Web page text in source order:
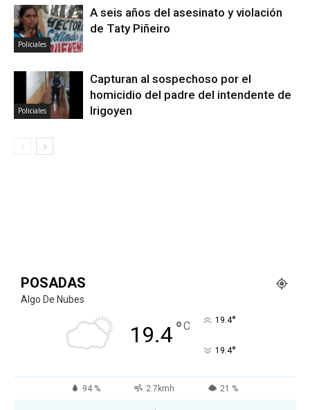
Policiales
A seis años del asesinato y violación
de Taty Piñeiro
Policiales
Capturan al sospechoso por el
homicidio del padre del intendente de
Irigoyen
POSADAS
Algo De Nubes
19.4°C 19.4°
19.4°
94 % 2.7kmh 21 %